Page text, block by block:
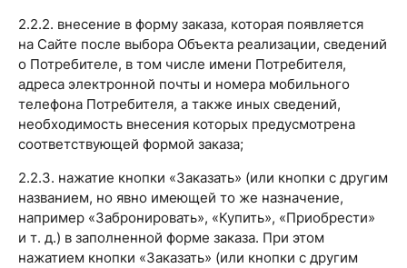
2.2.2. внесение в форму заказа, которая появляется
на Сайте после выбора Объекта реализации, сведений
о Потребителе, в том числе имени Потребителя,
адреса электронной почты и номера мобильного
телефона Потребителя, а также иных сведений,
необходимость внесения которых предусмотрена
соответствующей формой заказа;
2.2.3. нажатие кнопки «Заказать» (или кнопки с другим
названием, но явно имеющей то же назначение,
например «Забронировать», «Купить», «Приобрести»
и т. д.) в заполненной форме заказа. При этом
нажатием кнопки «Заказать» (или кнопки с другим